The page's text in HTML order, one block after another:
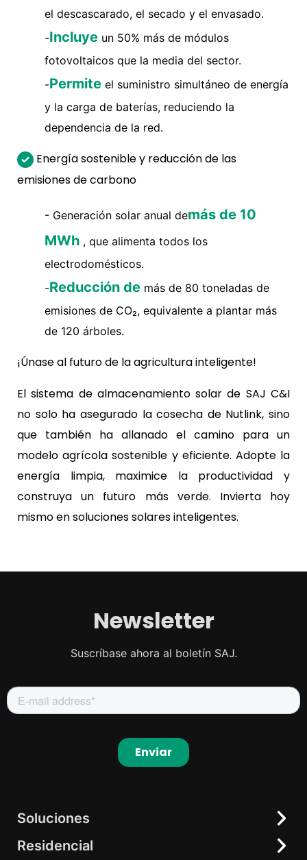
el descascarado, el secado y el envasado.
-Incluye un 50% más de módulos
fotovoltaicos que la media del sector.
-Permite el suministro simultáneo de energía
y la carga de baterías, reduciendo la
dependencia de la red.
Energía sostenible y reducción de las
emisiones de carbono
- Generación solar anual demás de 10
MWh , que alimenta todos los
electrodomésticos.
-Reducción de más de 80 toneladas de
emisiones de CO₂, equivalente a plantar más
de 120 árboles.
¡Únase al futuro de la agricultura inteligente!
El sistema de almacenamiento solar de SAJ C&I
no solo ha asegurado la cosecha de Nutlink, sino
que también ha allanado el camino para un
modelo agrícola sostenible y eficiente. Adopte la
energía limpia, maximice la productividad y
construya un futuro más verde. Invierta hoy
mismo en soluciones solares inteligentes.
Newsletter
Suscríbase ahora al boletín SAJ.
Soluciones
Residencial
Residencial